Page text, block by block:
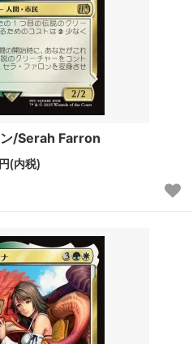
/Serah Farron
(内税)